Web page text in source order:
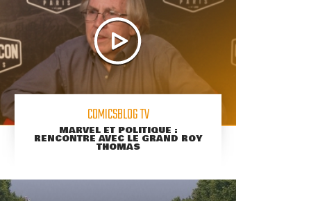
COMICSBLOG TV
MARVEL ET POLITIQUE :
RENCONTRE AVEC LE GRAND ROY
THOMAS